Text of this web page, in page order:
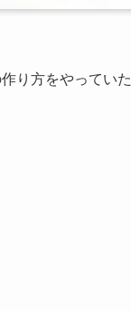
り方をやっていた